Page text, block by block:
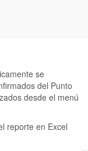
se
del Punto
desde el menú
reporte en Excel